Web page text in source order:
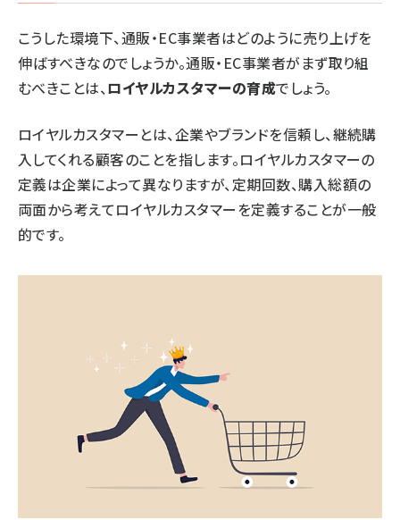
こうした環境下、通販・EC事業者はどのように売り上げを
伸ばすべきなのでしょうか。通販・EC事業者がまず取り組
むべきことは、ロイヤルカスタマーの育成でしょう。
ロイヤルカスタマーとは、企業やブランドを信頼し、継続購
入してくれる顧客のことを指します。ロイヤルカスタマーの
定義は企業によって異なりますが、定期回数、購入総額の
両面から考えてロイヤルカスタマーを定義することが一般
的です。